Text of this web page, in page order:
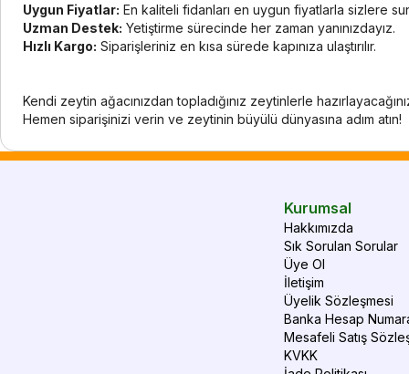
Uygun Fiyatlar: En kaliteli fidanları en uygun fiyatlarla sizlere
Uzman Destek: Yetiştirme sürecinde her zaman yanınızdayız.
Hızlı Kargo: Siparişleriniz en kısa sürede kapınıza ulaştırılır.
Kendi zeytin ağacınızdan topladığınız zeytinlerle
Hemen siparişinizi verin ve zeytinin büyülü dünyasına adım atın!
Kurumsal
Hakkımızda
Sık Sorulan Sorular
Üye Ol
İletişim
Üyelik Sözleşmesi
Banka Hesap
Mesafeli Satış
KVKK